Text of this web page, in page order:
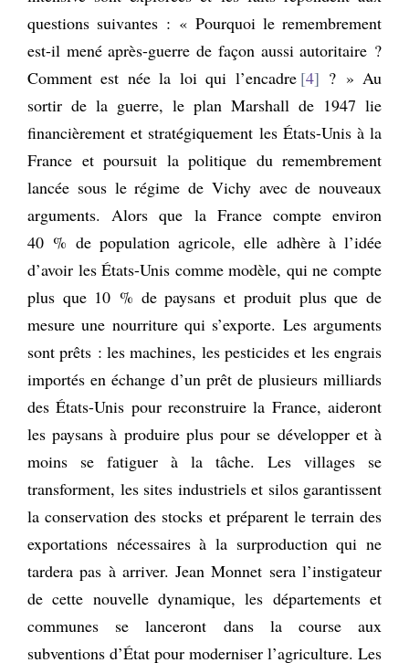
questions suivantes : « Pourquoi le remembrement
est-il mené après-guerre de façon aussi autoritaire ?
Comment est née la loi qui l’encadre 4
? » Au
sortir de la guerre, le plan Marshall de 1947 lie
financièrement et stratégiquement les États-Unis à la
France et poursuit la politique du remembrement
lancée sous le régime de Vichy avec de nouveaux
arguments. Alors que la France compte environ
40 % de population agricole, elle adhère à l’idée
d’avoir les États-Unis comme modèle, qui ne compte
plus que 10 % de paysans et produit plus que de
mesure une nourriture qui s’exporte. Les arguments
sont prêts : les machines, les pesticides et les engrais
importés en échange d’un prêt de plusieurs milliards
des États-Unis pour reconstruire la France, aideront
les paysans à produire plus pour se développer et à
moins se fatiguer à la tâche. Les villages se
transforment, les sites industriels et silos garantissent
la conservation des stocks et préparent le terrain des
exportations nécessaires à la surproduction qui ne
tardera pas à arriver. Jean Monnet sera l’instigateur
de cette nouvelle dynamique, les départements et
communes se lanceront dans la course aux
subventions d’État pour moderniser l’agriculture. Les